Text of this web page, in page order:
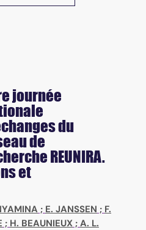
journée
du
de
REUNIRA.
et
; E. JANSSEN ; F.
; H. BEAUNIEUX ; A. L.